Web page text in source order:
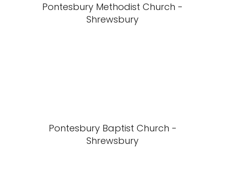
Pontesbury Methodist Church -
Shrewsbury
Pontesbury Baptist Church -
Shrewsbury